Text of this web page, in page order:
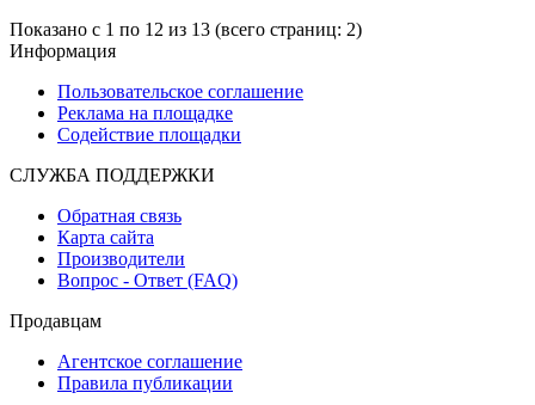
Показано с 1 по 12 из 13 (всего страниц: 2)
Информация
Пользовательское соглашение
Реклама на площадке
Содействие площадки
СЛУЖБА ПОДДЕРЖКИ
Обратная связь
Карта сайта
Производители
Вопрос - Ответ (FAQ)
Продавцам
Агентское соглашение
Правила публикации